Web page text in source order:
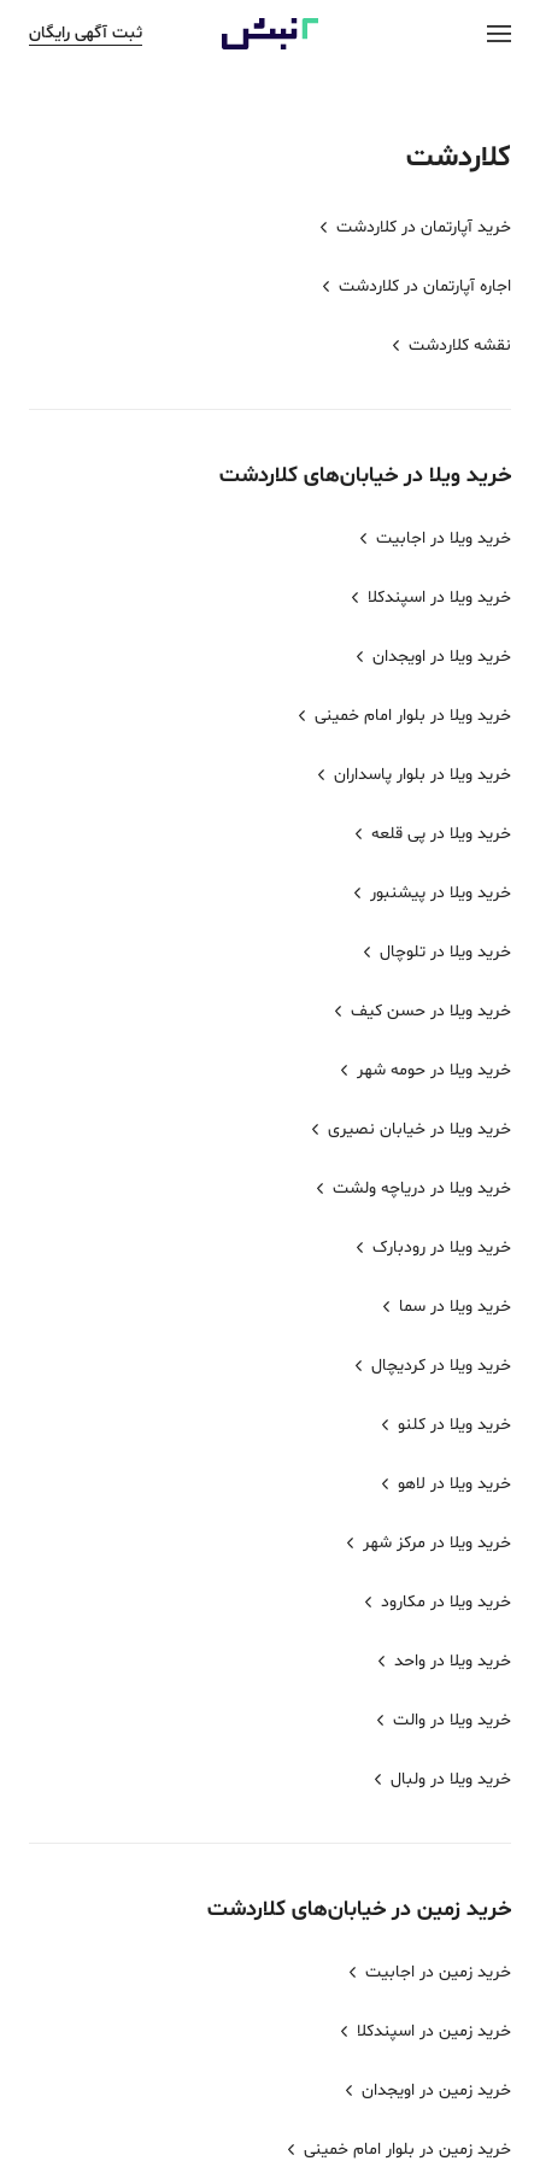
ثبت آگهی رایگان
کلاردشت
خرید آپارتمان در کلاردشت
اجاره آپارتمان در کلاردشت
نقشه کلاردشت
خرید ویلا در خیابان‌های کلاردشت
خرید ویلا در اجابیت
خرید ویلا در اسپندکلا
خرید ویلا در اویجدان
خرید ویلا در بلوار امام خمینی
خرید ویلا در بلوار پاسداران
خرید ویلا در پی قلعه
خرید ویلا در پیشنبور
خرید ویلا در تلوچال
خرید ویلا در حسن کیف
خرید ویلا در حومه شهر
خرید ویلا در خیابان نصیری
خرید ویلا در دریاچه ولشت
خرید ویلا در رودبارک
خرید ویلا در سما
خرید ویلا در کردیچال
خرید ویلا در کلنو
خرید ویلا در لاهو
خرید ویلا در مرکز شهر
خرید ویلا در مکارود
خرید ویلا در واحد
خرید ویلا در والت
خرید ویلا در ولبال
خرید زمین در خیابان‌های کلاردشت
خرید زمین در اجابیت
خرید زمین در اسپندکلا
خرید زمین در اویجدان
خرید زمین در بلوار امام خمینی